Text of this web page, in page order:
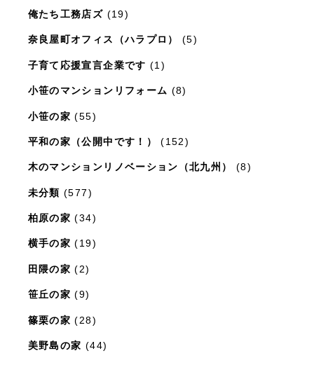
俺たち工務店ズ (19)
奈良屋町オフィス（ハラプロ） (5)
子育て応援宣言企業です (1)
小笹のマンションリフォーム (8)
小笹の家 (55)
平和の家（公開中です！） (152)
木のマンションリノベーション（北九州） (8)
未分類 (577)
柏原の家 (34)
横手の家 (19)
田隈の家 (2)
笹丘の家 (9)
篠栗の家 (28)
美野島の家 (44)